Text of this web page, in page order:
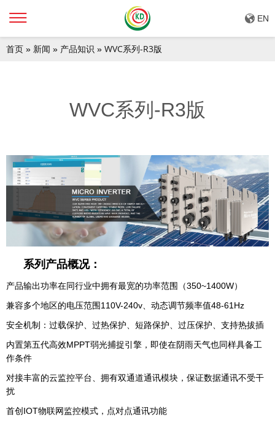
EN
首页 » 新闻 » 产品知识 » WVC系列-R3版
WVC系列-R3版
系列 产品概况：
产品输出功率在同行业中拥有最宽的功率范围（350~1400W）
兼容多个地区的电压范围110V-240v、动态调节频率值48-61Hz
安全机制：过载保护、过热保护、短路保护、过压保护、支持热拔插
内置第五代高效MPPT弱光捕捉引擎，即使在阴雨天气也同样具备工
作条件
对接丰富的云监控平台、拥有双通道通讯模块，保证数据通讯不受干
扰
首创IOT物联网监控模式，点对点通讯功能